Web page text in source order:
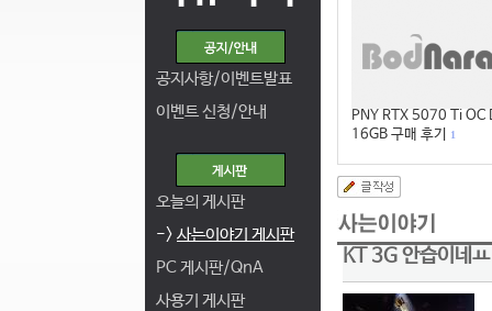
공지사항/이벤트발표
이벤트 신청/안내
오늘의 게시판
-> 사는이야기 게시판
PC 게시판/QnA
사용기 게시판
PNY RTX 5070 Ti OC
16GB 구매 후기
1
KT 3G 안습이네